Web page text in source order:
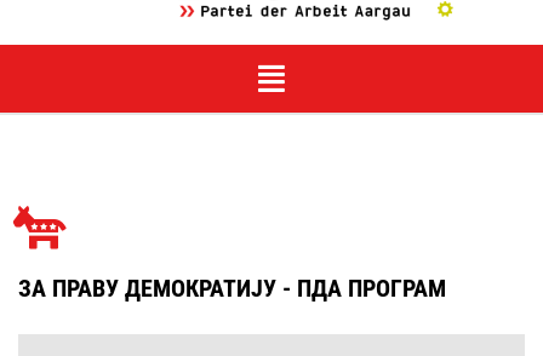
ЗА ПРАВУ ДЕМОКРАТИЈУ - ПДА ПРОГРАМ